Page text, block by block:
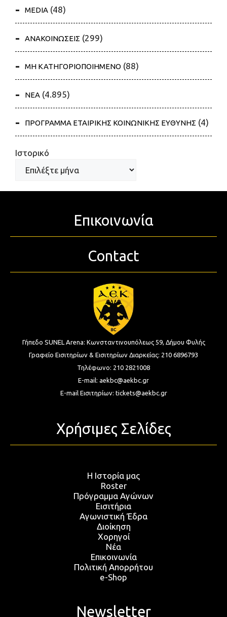
MEDIA (48)
ΑΝΑΚΟΙΝΩΣΕΙΣ (299)
ΜΗ ΚΑΤΗΓΟΡΙΟΠΟΙΗΜΕΝΟ (88)
ΝΕΑ (4.895)
ΠΡΟΓΡΑΜΜΑ ΕΤΑΙΡΙΚΗΣ ΚΟΙΝΩΝΙΚΗΣ ΕΥΘΥΝΗΣ (4)
Ιστορικό
Επικοινωνία
Contact
Γήπεδο SUNEL Arena: Κωνσταντινουπόλεως 59, Δήμου Φυλής
Γραφείο Εισιτηρίων & Εισιτηρίων Διαρκείας: 210 6896793
Τηλέφωνο: 210 2821008
E-mail: aekbc@aekbc.gr
E-mail Εισιτηρίων: tickets@aekbc.gr
Χρήσιμες Σελίδες
Η Ιστορία μας
Roster
Πρόγραμμα Αγώνων
Εισιτήρια
Αγωνιστική Έδρα
Διοίκηση
Χορηγοί
Νέα
Επικοινωνία
Πολιτική Απορρήτου
e-Shop
Newsletter